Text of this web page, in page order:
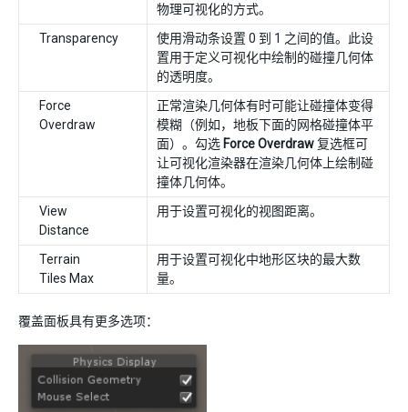
物理可视化的方式。
Transparency
使用滑动条设置 0 到 1 之间的值。此设
置用于定义可视化中绘制的碰撞几何体
的透明度。
Force
Overdraw
正常渲染几何体有时可能让碰撞体变得
模糊（例如，地板下面的网格碰撞体平
面）。勾选 Force Overdraw复选框可
让可视化渲染器在渲染几何体上绘制碰
撞体几何体。
View
Distance
用于设置可视化的视图距离。
Terrain
Tiles Max
用于设置可视化中地形区块的最大数
量。
覆盖面板具有更多选项：